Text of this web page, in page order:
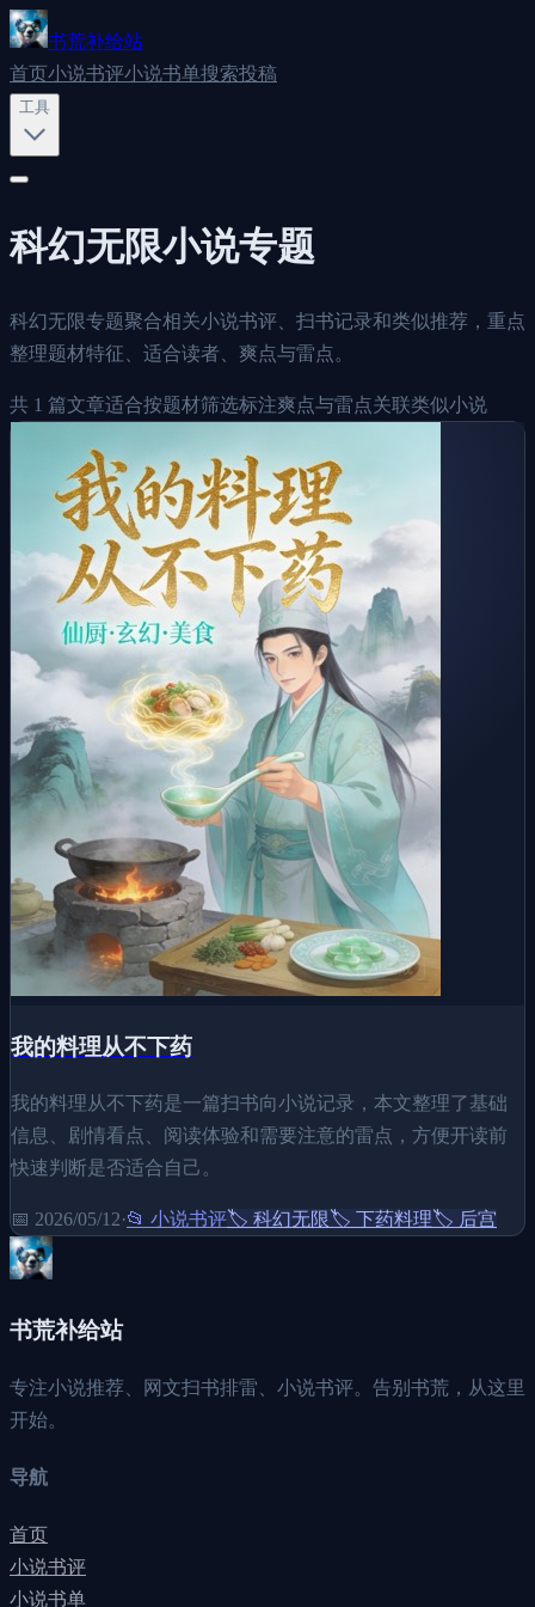
书荒补给站
首页小说书评小说书单搜索投稿
工具
科幻无限小说专题
科幻无限专题聚合相关小说书评、扫书记录和类似推荐，重点
整理题材特征、适合读者、爽点与雷点。
共 1 篇文章适合按题材筛选标注爽点与雷点关联类似小说
我的料理从不下药
我的料理从不下药是一篇扫书向小说记录，本文整理了基础
信息、剧情看点、阅读体验和需要注意的雷点，方便开读前
快速判断是否适合自己。
📅 2026/05/12·📂 小说书评🏷️ 科幻无限🏷️ 下药料理🏷️ 后宫
书荒补给站
专注小说推荐、网文扫书排雷、小说书评。告别书荒，从这里
开始。
导航
首页
小说书评
小说书单